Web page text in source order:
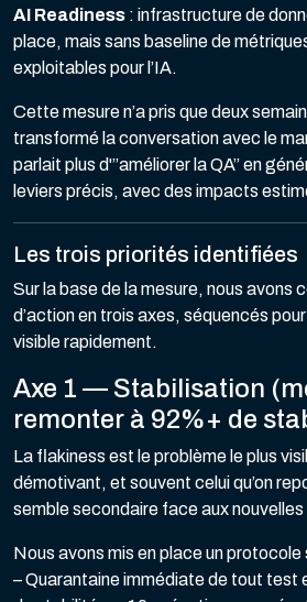
AI Readiness : infrastructure de
place, mais sans baseline de
exploitables pour l’IA.
Cette mesure n’a pris que deux
transformé la conversation avec le
parlait plus d'”améliorer la QA” en
leviers précis, avec des impacts
Les trois priorités identifiées
Sur la base de la mesure, nous avons
d’action en trois axes, séquencés
visible rapidement.
Axe 1 — Stabilisation
remonter à 92%+ de
La flakiness est le problème le plus
démotivant, et souvent celui qu’on
semble secondaire face aux
Nous avons mis en place un protocole
– Quarantaine immédiate de tout test